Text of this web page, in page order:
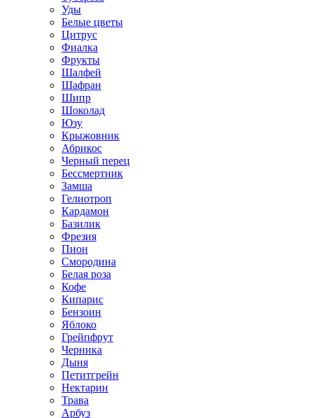
Уды
Белые цветы
Цитрус
Фиалка
Фрукты
Шалфей
Шафран
Шипр
Шоколад
Юзу
Крыжовник
Абрикос
Черный перец
Бессмертник
Замша
Гелиотроп
Кардамон
Базилик
Фрезия
Пион
Смородина
Белая роза
Кофе
Кипарис
Бензоин
Яблоко
Грейпфрут
Черника
Дыня
Петитгрейн
Нектарин
Трава
Арбуз